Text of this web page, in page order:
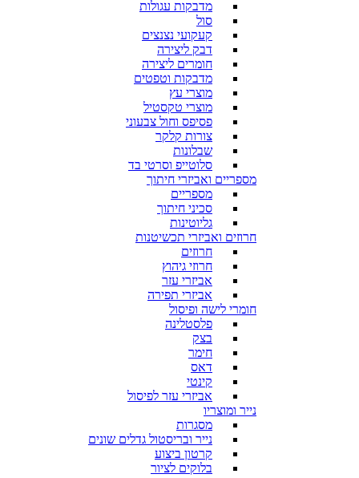
מדבקות עגולות
סול
קעקועי נצנצים
דבק ליצירה
חומרים ליצירה
מדבקות וטפטים
מוצרי עץ
מוצרי טקסטיל
פסיפס וחול צבעוני
צורות קלקר
שבלונות
סלוטייפ וסרטי בד
מספריים ואביזרי חיתוך
מספריים
סכיני חיתוך
גליוטינות
חרוזים ואביזרי תכשיטנות
חרוזים
חרוזי גיהוץ
אביזרי עזר
אביזרי תפירה
חומרי לישה ופיסול
פלסטלינה
בצק
חימר
דאס
קינטי
אביזרי עזר לפיסול
נייר ומוצריו
מסגרות
נייר ובריסטול גדלים שונים
קרטון ביצוע
בלוקים לציור